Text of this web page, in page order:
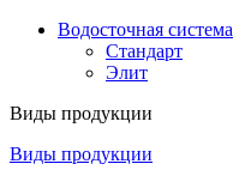
Водосточная система
Стандарт
Элит
Виды продукции
Виды продукции